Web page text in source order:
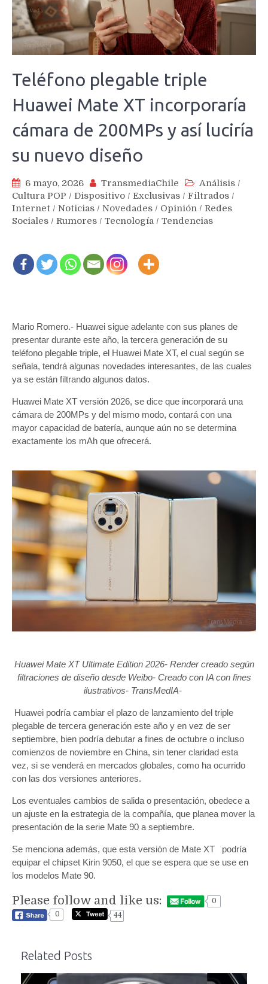
Teléfono plegable triple
Huawei Mate XT incorporaría
cámara de 200MPs y así luciría
su nuevo diseño
6 mayo, 2026 TransmediaChile Análisis /
Cultura POP / Dispositivo / Exclusivas / Filtrados /
Internet / Noticias / Novedades / Opinión / Redes
Sociales / Rumores / Tecnología / Tendencias
Mario Romero.- Huawei sigue adelante con sus planes de
presentar durante este año, la tercera generación de su
teléfono plegable triple, el Huawei Mate XT, el cual según se
señala, tendrá algunas novedades interesantes, de las cuales
ya se están filtrando algunos datos.
Huawei Mate XT versión 2026, se dice que incorporará una
cámara de 200MPs y del mismo modo, contará con una
mayor capacidad de batería, aunque aún no se determina
exactamente los mAh que ofrecerá.
Huawei Mate XT Ultimate Edition 2026- Render creado según
filtraciones de diseño desde Weibo- Creado con IA con fines
ilustrativos- TransMedIA-
Huawei podría cambiar el plazo de lanzamiento del triple
plegable de tercera generación este año y en vez de ser
septiembre, bien podría debutar a fines de octubre o incluso
comienzos de noviembre en China, sin tener claridad esta
vez, si se venderá en mercados globales, como ha ocurrido
con las dos versiones anteriores.
Los eventuales cambios de salida o presentación, obedece a
un ajuste en la estrategia de la compañía, que planea mover la
presentación de la serie Mate 90 a septiembre.
Se menciona además, que esta versión de Mate XT podría
equipar el chipset Kirin 9050, el que se espera que se use en
los modelos Mate 90.
Please follow and like us:
0
0
44
Related Posts